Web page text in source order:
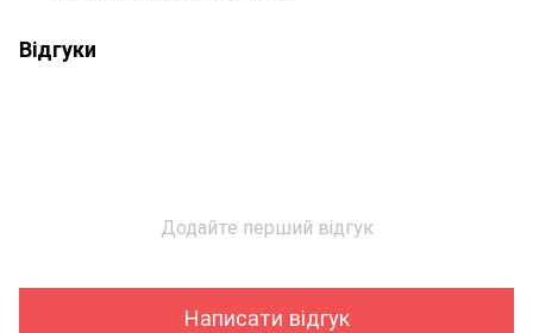
Відгуки
Додайте перший відгук
Написати відгук